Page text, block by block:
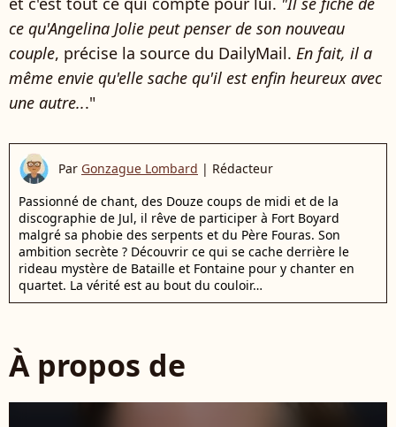
ce qu'Angelina Jolie peut penser de son nouveau
couple, précise la source du DailyMail. En fait, il a
même envie qu'elle sache qu'il est enfin heureux avec
une autre..."
Par Gonzague Lombard | Rédacteur
Passionné de chant, des Douze coups de midi et de la
discographie de Jul, il rêve de participer à Fort Boyard
malgré sa phobie des serpents et du Père Fouras. Son
ambition secrète ? Découvrir ce qui se cache derrière le
rideau mystère de Bataille et Fontaine pour y chanter en
quartet. La vérité est au bout du couloir…
À propos de